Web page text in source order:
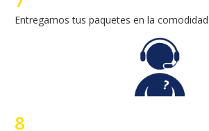
8
----------------------------
Seguro 100% sobre el valor declarado de